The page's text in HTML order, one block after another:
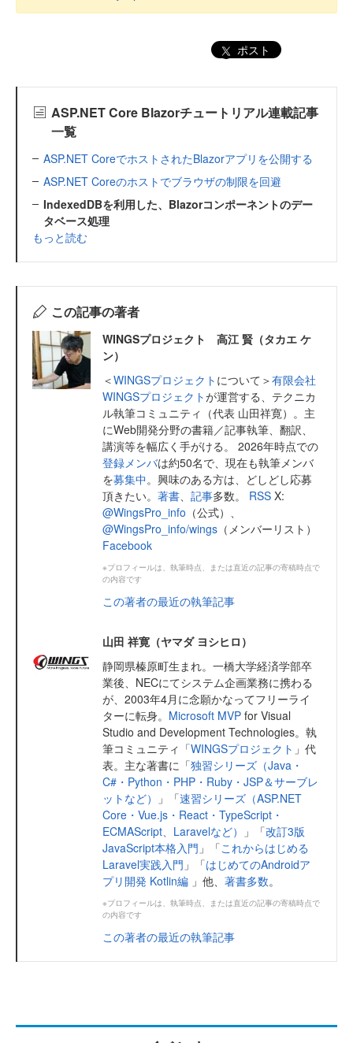
ポスト
ASP.NET Core Blazorチュートリアル連載記事
一覧
ASP.NET CoreでホストされたBlazorアプリを公開する
ASP.NET Coreのホストでブラウザの制限を回避
IndexedDBを利用した、Blazorコンポーネントのデー
タベース処理
もっと読む
この記事の著者
WINGSプロジェクト 高江 賢（タカエ ケ
ン）
＜WINGSプロジェクト について＞有限会社
WINGSプロジェクトが運営する、テクニカ
ル執筆コミュニティ（代表 山田祥寛）。主
にWeb開発分野の書籍／記事執筆、翻訳、
講演等を幅広く手がける。 2026年時点での
登録メンバは約50名で、現在も執筆メンバ
を募集中。興味のある方は、どしどし応募
頂きたい。 著書 記事多数。 RSS X:
@WingsPro_info （公式）、
@WingsPro_info/wings （メンバーリスト）
Facebook
※プロフィールは、執筆時点、または直近の記事の寄稿時点で
の内容です
この著者の最近の執筆記事
山田 祥寛（ヤマダ ヨシヒロ）
静岡県榛原町生まれ。一橋大学経済学部卒
業後、NECにてシステム企画業務に携わる
が、2003年4月に念願かなってフリーライ
ターに転身。 Microsoft MVP for Visual
Studio and Development Technologies。執
筆コミュニティ「WINGSプロジェクト 」代
表。主な著書に「独習シリーズ（Java・
C#・Python・PHP・Ruby・JSP＆サーブレ
ットなど）
」「速習シリーズ（ASP.NET
Core・Vue.js・React・TypeScript・
ECMAScript、Laravelなど）
」「改訂3版
JavaScript本格入門 」「これからはじめる
Laravel実践入門 」「はじめてのAndroidア
プリ開発 Kotlin編 」他、 著書多数。
※プロフィールは、執筆時点、または直近の記事の寄稿時点で
の内容です
この著者の最近の執筆記事